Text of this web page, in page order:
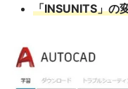
「INSUNITS」の